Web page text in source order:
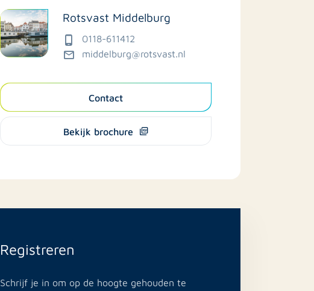
Rotsvast Middelburg
0118-611412
middelburg@rotsvast.nl
Contact
Bekijk brochure
Registreren
Schrijf je in om op de hoogte gehouden te